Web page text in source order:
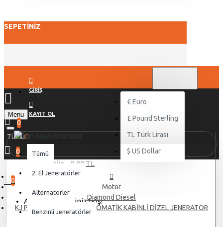
SEPETINIZ
GIRIŞ
KAYIT OL
€ Euro
£ Pound Sterling
TL Türk Lirası
$ US Dollar
Menu
0
0
0 ürün - 0,00 TL
0
Alışveriş sepetiniz boş!
Tümü
Tümü
2. El Jeneratörler
Alternatörler
Benzinli Jeneratörler
Motor
Diamond Diesel
KJ POWER KJT 31 KVA OTOMATİK KABİNLİ DİZEL JENERATÖR